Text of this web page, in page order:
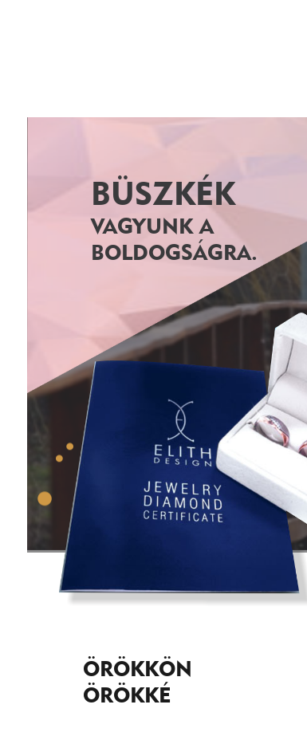
BÜSZKÉK
VAGYUNK A
BOLDOGSÁGRA.
ÖRÖKKÖN
ÖRÖKKÉ